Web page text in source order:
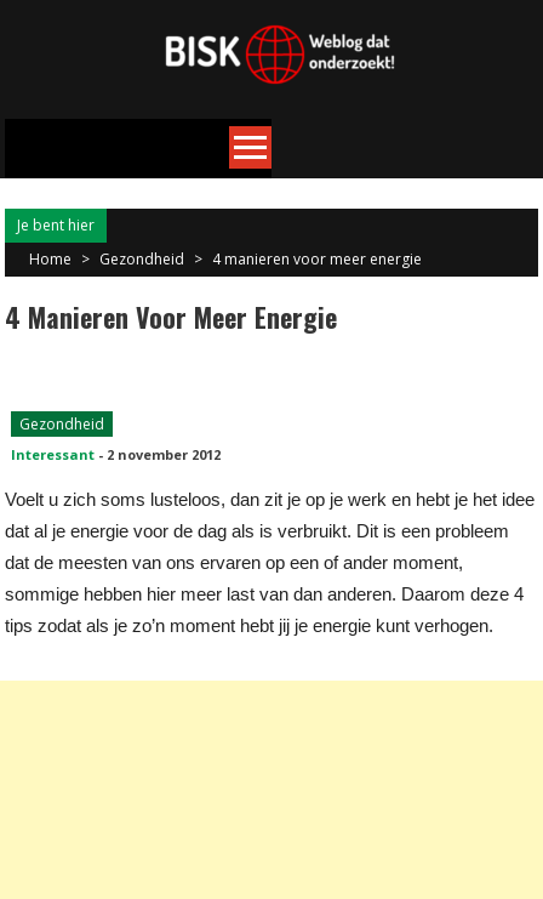
Je bent hier
Home > Gezondheid > 4 manieren voor meer energie
4 Manieren Voor Meer Energie
Gezondheid
Interessant - 2 november 2012
Voelt u zich soms lusteloos, dan zit je op je werk en hebt je het idee
dat al je energie voor de dag als is verbruikt. Dit is een probleem
dat de meesten van ons ervaren op een of ander moment,
sommige hebben hier meer last van dan anderen. Daarom deze 4
tips zodat als je zo’n moment hebt jij je energie kunt verhogen.